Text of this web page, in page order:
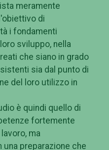
meramente
di
i fondamenti
sviluppo, nella
che siano in grado
sia dal punto di
del loro utilizzo in
è quindi quello di
fortemente
ma
preparazione che